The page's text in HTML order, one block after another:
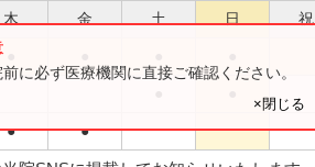
木 金 土 日 祝
● ●
に必ず医療機関に直接ご確認ください。
×閉じる